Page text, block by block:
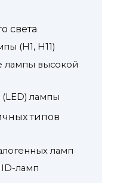
света
(Н1, Н11)
лампы высокой
лампы
типов
ламп
ламп